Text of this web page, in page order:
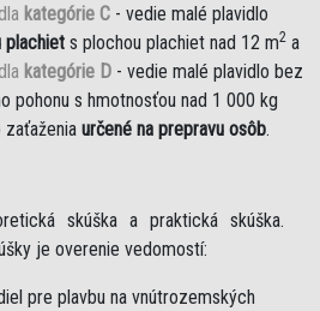
kategórie C - vedie malé plavidlo
plachiet s plochou plachiet nad 12 m2 a
kategórie D - vedie malé plavidlo bez
pohonu s hmotnosťou nad 1 000 kg
zaťaženia určené na prepravu osôb.
skúška a praktická skúška.
je overenie vedomostí:
pre plavbu na vnútrozemských